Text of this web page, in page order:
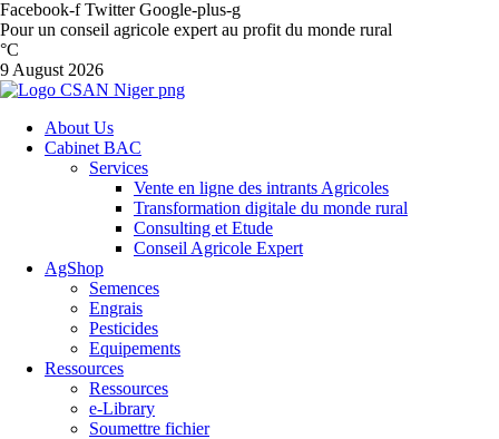
Facebook-f Twitter Google-plus-g
Pour un conseil agricole expert au profit du monde rural
°C
9 August 2026
About Us
Cabinet BAC
Services
Vente en ligne des intrants Agricoles
Transformation digitale du monde rural
Consulting et Etude
Conseil Agricole Expert
AgShop
Semences
Engrais
Pesticides
Equipements
Ressources
Ressources
e-Library
Soumettre fichier